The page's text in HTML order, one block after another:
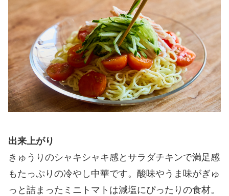
出来上がり
きゅうりのシャキシャキ感とサラダチキンで満足感
もたっぷりの冷やし中華です。酸味やうま味がぎゅ
っと詰まったミニトマトは減塩にぴったりの食材。